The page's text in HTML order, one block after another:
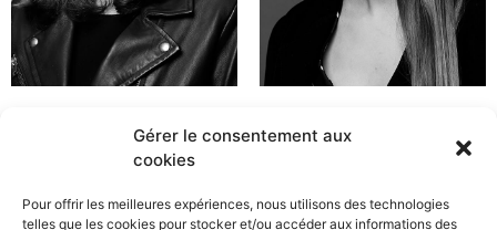
Gérer le consentement aux
cookies
Pour offrir les meilleures expériences, nous utilisons des technologies
telles que les cookies pour stocker et/ou accéder aux informations des